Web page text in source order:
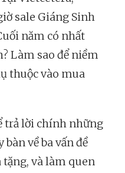
sale Giáng Sinh
năm có nhất
Làm sao để niềm
thuộc vào mua
trả lời chính những
bàn về ba vấn đề
và làm quen